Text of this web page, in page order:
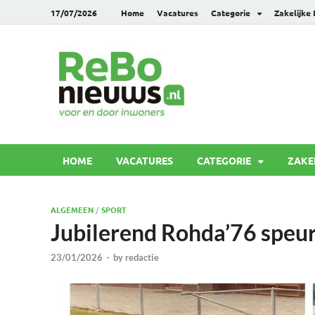
17/07/2026 Home Vacatures Categorie Zakelijke
HOME VACATURES CATEGORIE
ALGEMEEN /SPORT
Jubilerend Rohda’76
23/01/2026 - by redactie